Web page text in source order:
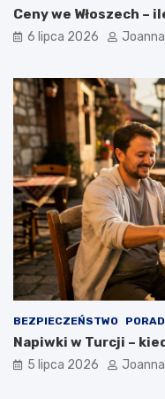
Ceny we Włoszech –
6 lipca 2026
BEZPIECZEŃSTWO
Napiwki w Turcji –
5 lipca 2026